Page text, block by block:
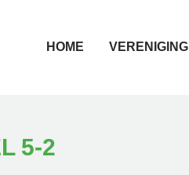
HOME VERENIGING
5-2